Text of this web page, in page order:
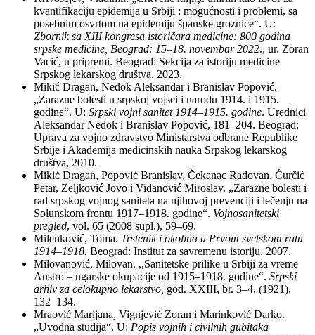
kvantifikaciju epidemija u Srbiji : mogućnosti i problemi, sa
posebnim osvrtom na epidemiju španske groznice“. U:
Zbornik sa XIII kongresa istoričara medicine: 800 godina
srpske medicine, Beograd: 15–18. novembar 2022., ur. Zoran
Vacić, u pripremi. Beograd: Sekcija za istoriju medicine
Srpskog lekarskog društva, 2023.
Mikić Dragan, Nedok Aleksandar i Branislav Popović.
„Zarazne bolesti u srpskoj vojsci i narodu 1914. i 1915.
godine“. U: Srpski vojni sanitet 1914–1915. godine. Urednici
Aleksandar Nedok i Branislav Popović, 181–204. Beograd:
Uprava za vojno zdravstvo Ministarstva odbrane Republike
Srbije i Akademija medicinskih nauka Srpskog lekarskog
društva, 2010.
Mikić Dragan, Popović Branislav, Čekanac Radovan, Ćurčić
Petar, Zeljković Jovo i Vidanović Miroslav. „Zarazne bolesti i
rad srpskog vojnog saniteta na njihovoj prevenciji i lečenju na
Solunskom frontu 1917–1918. godine“. Vojnosanitetski
pregled, vol. 65 (2008 supl.), 59–69.
Milenković, Toma. Trstenik i okolina u Prvom svetskom ratu
1914–1918. Beograd: Institut za savremenu istoriju, 2007.
Milovanović, Milovan. ,,Sanitetske prilike u Srbiji za vreme
Austro – ugarske okupacije od 1915–1918. godine“. Srpski
arhiv za celokupno lekarstvo, god. XXIII, br. 3–4, (1921),
132–134.
Mraović Marijana, Vignjević Zoran i Marinković Darko.
„Uvodna studija“. U: Popis vojnih i civilnih gubitaka